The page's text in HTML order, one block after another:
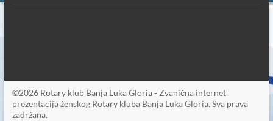
©2026 Rotary klub Banja Luka Gloria - Zvanična internet
prezentacija ženskog Rotary kluba Banja Luka Gloria. Sva prava
zadržana.